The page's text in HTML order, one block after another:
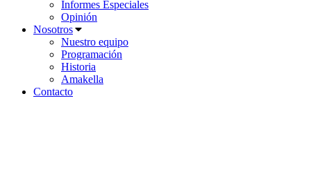
Informes Especiales
Opinión
Nosotros
Nuestro equipo
Programación
Historia
Amakella
Contacto